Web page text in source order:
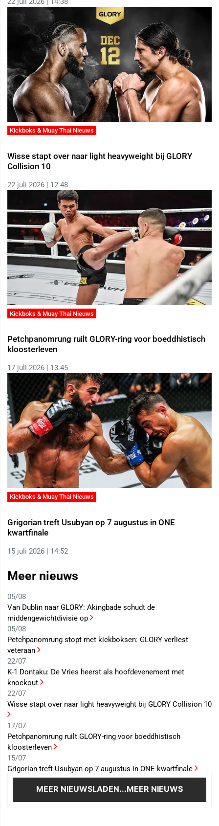
Kickboks & Muay Thai Nieuws
Wisse stapt over naar light heavyweight bij GLORY
Collision 10
22 juli 2026 | 12:48
Kickboks & Muay Thai Nieuws
Petchpanomrung ruilt GLORY-ring voor boeddhistisch
kloosterleven
17 juli 2026 | 13:45
Kickboks & Muay Thai Nieuws
Grigorian treft Usubyan op 7 augustus in ONE
kwartfinale
15 juli 2026 | 14:52
Meer nieuws
05/08
Van Dublin naar GLORY: Akingbade schudt de
middengewichtdivisie op
05/08
Petchpanomrung stopt met kickboksen: GLORY verliest
veteraan
22/07
K-1 Dontaku: De Vries heerst als hoofdevenement met
knockout
22/07
Wisse stapt over naar light heavyweight bij GLORY Collision 10
17/07
Petchpanomrung ruilt GLORY-ring voor boeddhistisch
kloosterleven
15/07
Grigorian treft Usubyan op 7 augustus in ONE kwartfinale
MEER NIEUWSLADEN...MEER NIEUWS